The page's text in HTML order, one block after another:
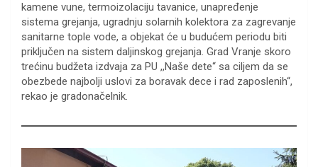
kamene vune, termoizolaciju tavanice, unapređenje
sistema grejanja, ugradnju solarnih kolektora za zagrevanje
sanitarne tople vode, a objekat će u budućem periodu biti
priključen na sistem daljinskog grejanja. Grad Vranje skoro
trećinu budžeta izdvaja za PU ,,Naše dete“ sa ciljem da se
obezbede najbolji uslovi za boravak dece i rad zaposlenih“,
rekao je gradonačelnik.